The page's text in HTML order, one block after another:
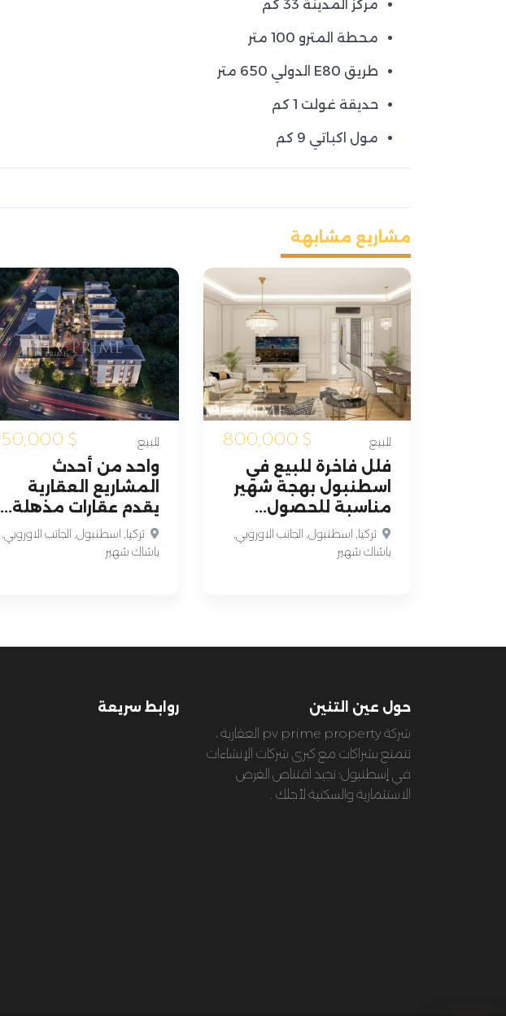
مركز المدينة 33 كم
محطة المترو 100 متر
طريق E80 الدولي 650 متر
حديقة غولت 1 كم
مول اكباتي 9 كم
مشاريع مشابهة
للبيع $
فلل فاخرة للبيع في
اسطنبول بهجة شهير
مناسبة للحصول...
تركيا, اسطنبول, الجانب الاوروبي,
باشاك شهير
للبيع $
واحد من أحدث
المشاريع العقارية
يقدم عقارات مذهلة...
تركيا, اسطنبول, الجانب الاوروبي,
باشاك شهير
حول عين التنين
شركة pv prime property العقارية ،
تتمتع بشراكات مع كبرى شركات الإنشاءات
في إسطنبول؛ نجيد اقتناص الفرص
الاستثمارية والسكنية لأجلك .
روابط سريعة